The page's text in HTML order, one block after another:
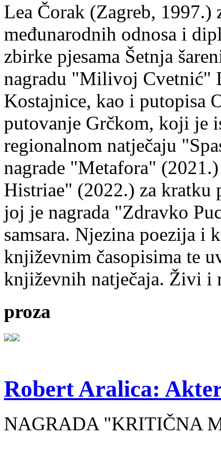
Lea Čorak (Zagreb,
međunarodnih odnosa i
zbirke pjesama Šetnja
nagradu "Milivoj Cvetnić"
Kostajnice, kao i putopisa
putovanje Grčkom, koji je
regionalnom natječaju
nagrade "Metafora"
Histriae" (2022.) za kratku
joj je nagrada "Zdravko
samsara. Njezina poezija i
književnim časopisima te
književnih natječaja. Živi i
proza
Robert Aralica:
NAGRADA "KRITIČNA